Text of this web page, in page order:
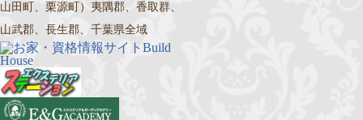
山田町、栗源町）夷隅郡、香取群、
山武郡、長生郡、千葉県全域